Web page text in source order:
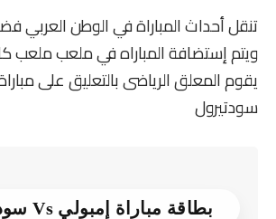
تنقل أحداث المباراة في الوطن العربي
ويتم إستضافة المباراه في ملعب ملعب
يقوم المعلق الرياضى بالتعليق على
سودتيرول
بطاقة مباراة إمبولي Vs سودتيرول